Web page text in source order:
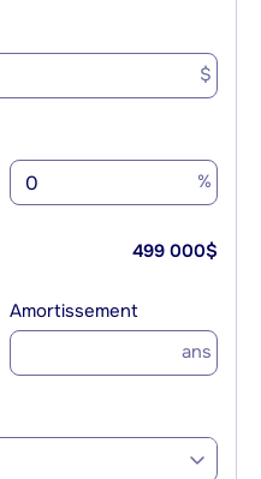
$
%
499 000$
Amortissement
ans